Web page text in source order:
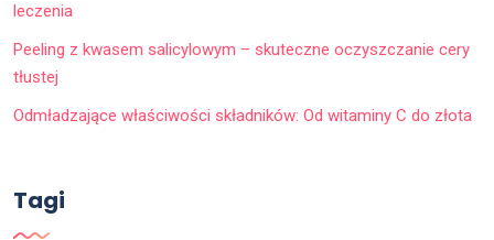
leczenia
Peeling z kwasem salicylowym – skuteczne oczyszczanie cery
tłustej
Odmładzające właściwości składników: Od witaminy C do złota
Tagi